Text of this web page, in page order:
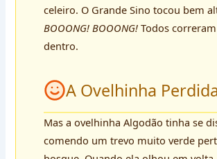
celeiro. O Grande Sino tocou bem
BOOONG! BOOONG! Todos
dentro.
A Ovelhinha
Mas a ovelhinha Algodão tinha se
comendo um trevo muito verde